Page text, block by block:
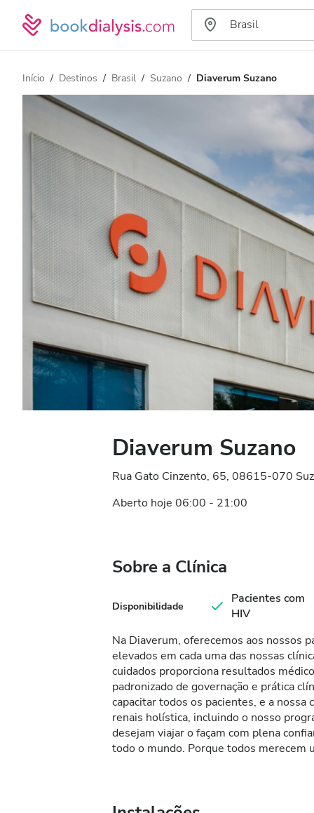
Início Destinos Brasil Suzano Diaverum Suzano
Diaverum Suzano
Rua Gato Cinzento, 65, 08615-070
Aberto hoje 06:00 - 21:00
Sobre a Clínica
Disponibilidade
Pacientes com
HIV
Na Diaverum, oferecemos aos nossos
elevados em cada uma das nossas
cuidados proporciona resultados
padronizado de governação e prática
capacitar todos os pacientes, e a
renais holística, incluindo o nosso
desejam viajar o façam com plena
todo o mundo. Porque todos merecem